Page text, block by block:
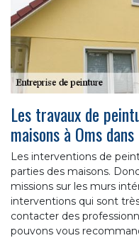
Les travaux de
maisons à Oms
Les interventions de
parties des maisons.
missions sur les murs
interventions qui sont
contacter des
pouvons vous